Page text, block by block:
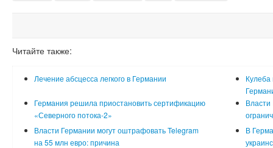
Читайте также:
Лечение абсцесса легкого в Германии
Кулеба
Германия решила приостановить сертификацию
«Северного потока-2»
Власти
Власти Германии могут оштрафовать Telegram
на 55 млн евро: причина
В